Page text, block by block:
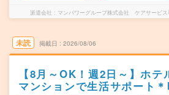
派遣会社 マンパワーグループ株式会社 ケアサービ
未読 掲載日 2026/08/06
【8月～OK！週2日～】ホ
マンションで生活サポート